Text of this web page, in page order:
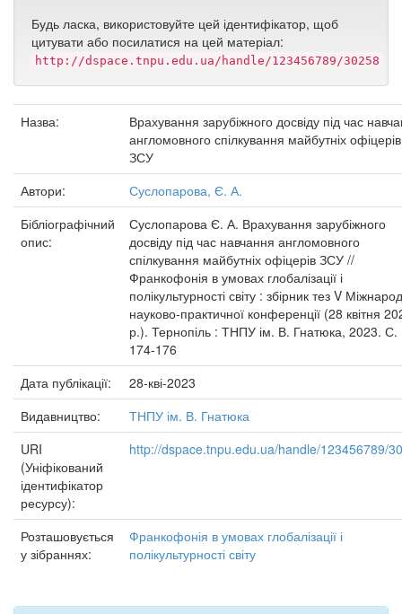
Будь ласка, використовуйте цей ідентифікатор, щоб
цитувати або посилатися на цей матеріал:
http://dspace.tnpu.edu.ua/handle/123456789/30258
Назва:
Врахування зарубіжного досвіду під час
англомовного спілкування майбутніх офіцерів
ЗСУ
Автори:
Суслопарова, Є. А.
Бібліографічний
опис:
Суслопарова Є. А. Врахування зарубіжного
досвіду під час навчання англомовного
спілкування майбутніх офіцерів ЗСУ //
Франкофонія в умовах глобалізації і
полікультурності світу : збірник тез V
науково-практичної конференції (28 квітня
р.). Тернопіль : ТНПУ ім. В. Гнатюка, 2023. С.
174-176
Дата публікації:
28-кві-2023
Видавництво:
ТНПУ ім. В. Гнатюка
URI
(Уніфікований
ідентифікатор
ресурсу):
http://dspace.tnpu.edu.ua/handle/123456789/
Розташовується
у зібраннях:
Франкофонія в умовах глобалізації і
полікультурності світу